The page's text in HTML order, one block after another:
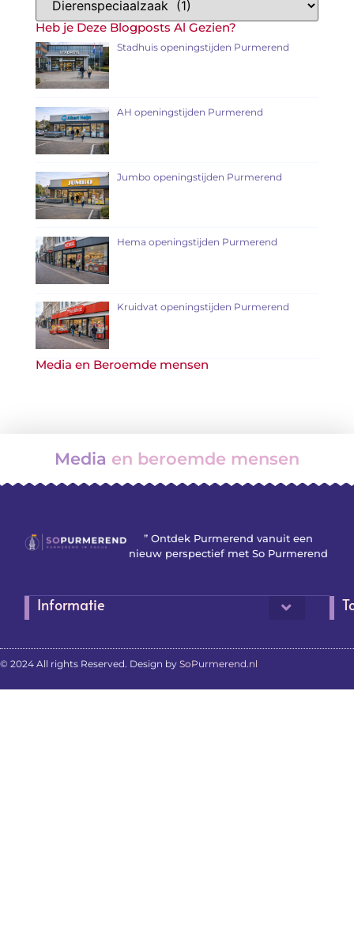
Heb je Deze Blogposts Al Gezien?
Stadhuis openingstijden Purmerend
AH openingstijden Purmerend
Jumbo openingstijden Purmerend
Hema openingstijden Purmerend
Kruidvat openingstijden Purmerend
Media en Beroemde mensen
Media en beroemde mensen
” Ontdek Purmerend vanuit een
nieuw perspectief met So Purmerend
Informatie
© 2024 All rights Reserved. Design by SoPurmerend.nl